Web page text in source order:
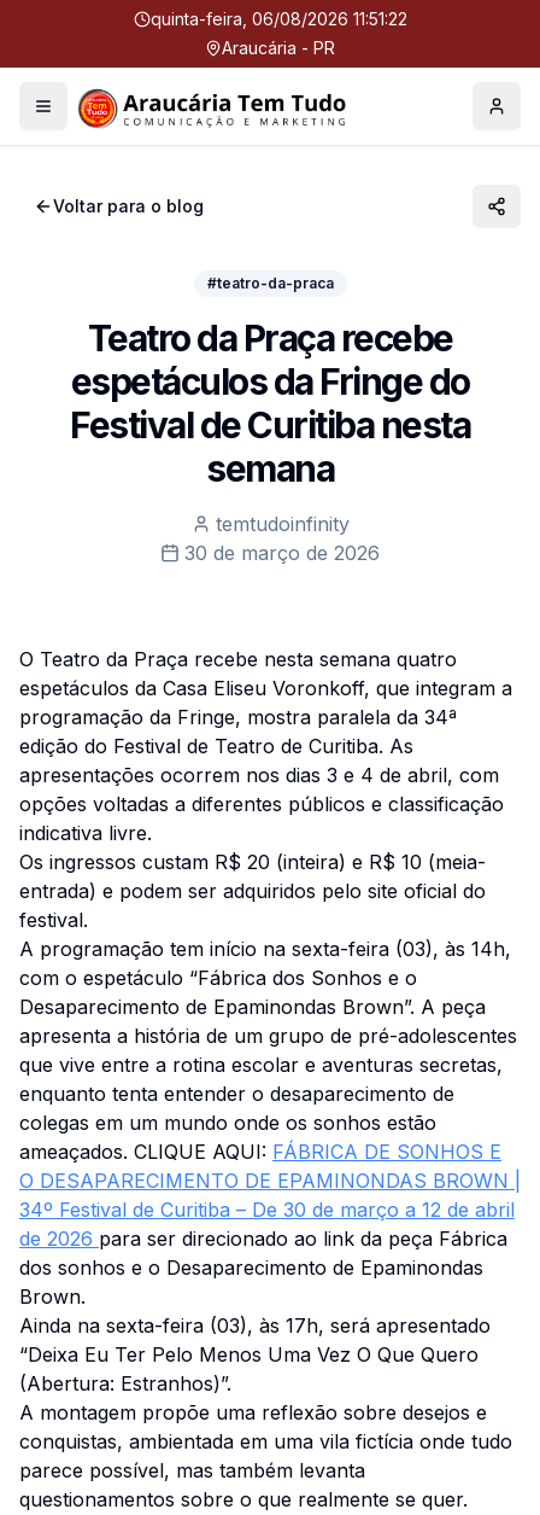
quinta-feira, 06/08/2026 11:51:23
Araucária - PR
Menu Perfil
Voltar para o blog
#teatro-da-praca
Teatro da Praça recebe
espetáculos da Fringe do
Festival de Curitiba nesta
semana
temtudoinfinity
30 de março de 2026
O Teatro da Praça recebe nesta semana quatro
espetáculos da Casa Eliseu Voronkoff, que integram a
programação da Fringe, mostra paralela da 34ª
edição do Festival de Teatro de Curitiba. As
apresentações ocorrem nos dias 3 e 4 de abril, com
opções voltadas a diferentes públicos e classificação
indicativa livre.
Os ingressos custam R$ 20 (inteira) e R$ 10 (meia-
entrada) e podem ser adquiridos pelo site oficial do
festival.
A programação tem início na sexta-feira (03), às 14h,
com o espetáculo “Fábrica dos Sonhos e o
Desaparecimento de Epaminondas Brown”. A peça
apresenta a história de um grupo de pré-adolescentes
que vive entre a rotina escolar e aventuras secretas,
enquanto tenta entender o desaparecimento de
colegas em um mundo onde os sonhos estão
ameaçados. CLIQUE AQUI: FÁBRICA DE SONHOS E
O DESAPARECIMENTO DE EPAMINONDAS BROWN |
34º Festival de Curitiba – De 30 de março a 12 de abril
de 2026 para ser direcionado ao link da peça Fábrica
dos sonhos e o Desaparecimento de Epaminondas
Brown.
Ainda na sexta-feira (03), às 17h, será apresentado
“Deixa Eu Ter Pelo Menos Uma Vez O Que Quero
(Abertura: Estranhos)”.
A montagem propõe uma reflexão sobre desejos e
conquistas, ambientada em uma vila fictícia onde tudo
parece possível, mas também levanta
questionamentos sobre o que realmente se quer.